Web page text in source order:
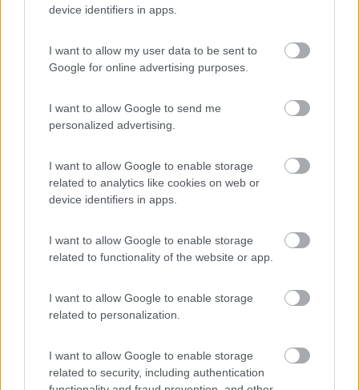
device identifiers in apps.
I want to allow my user data to be sent to
Google for online advertising purposes.
I want to allow Google to send me
personalized advertising.
I want to allow Google to enable storage
related to analytics like cookies on web or
device identifiers in apps.
I want to allow Google to enable storage
related to functionality of the website or app.
I want to allow Google to enable storage
related to personalization.
I want to allow Google to enable storage
related to security, including authentication
Mcpatrizia
81
In risposta al messaggio diGiovannidel13/01/2018alle
anche se, nella pratica, le batterie muoiono prima per altre cause che per
il corto di un elemento; comunque, l'allungamento della vita delle due
...
Ok, anche qui ci sono, Quindi parallelo secco, fusibili da 40 su